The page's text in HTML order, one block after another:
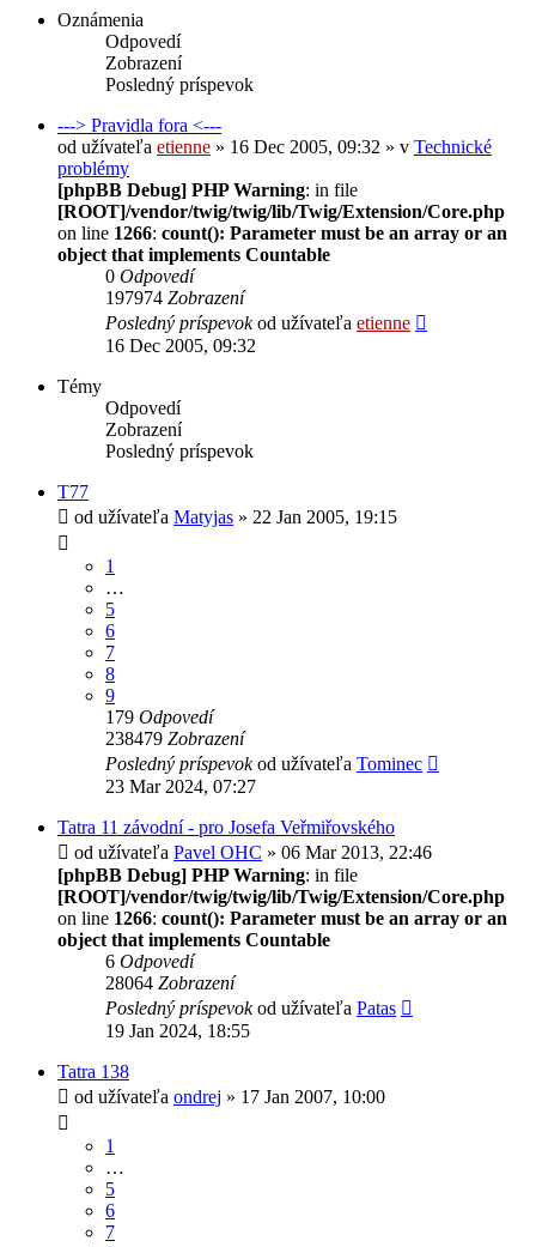
Oznámenia
Odpovedí
Zobrazení
Posledný príspevok
---> Pravidla fora <---
od užívateľa etienne » 16 Dec 2005, 09:32 » v Technické
problémy
[phpBB Debug] PHP Warning: in file
[ROOT]/vendor/twig/twig/lib/Twig/Extension/Core.php
on line 1266: count(): Parameter must be an array or an
object that implements Countable
0 Odpovedí
197974 Zobrazení
Posledný príspevokod užívateľa etienne
16 Dec 2005, 09:32
Témy
Odpovedí
Zobrazení
Posledný príspevok
T77
od užívateľa Matyjas » 22 Jan 2005, 19:15
1
…
5
6
7
8
9
179 Odpovedí
238479 Zobrazení
Posledný príspevokod užívateľa Tominec
23 Mar 2024, 07:27
Tatra 11 závodní - pro Josefa Veřmiřovského
od užívateľa Pavel OHC » 06 Mar 2013, 22:46
[phpBB Debug] PHP Warning: in file
[ROOT]/vendor/twig/twig/lib/Twig/Extension/Core.php
on line 1266: count(): Parameter must be an array or an
object that implements Countable
6 Odpovedí
28064 Zobrazení
Posledný príspevokod užívateľa Patas
19 Jan 2024, 18:55
Tatra 138
od užívateľa ondrej » 17 Jan 2007, 10:00
1
…
5
6
7